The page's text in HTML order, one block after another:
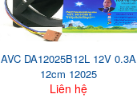
AVC DA12025B12L 12V 0.3A
12cm 12025
Liên hệ